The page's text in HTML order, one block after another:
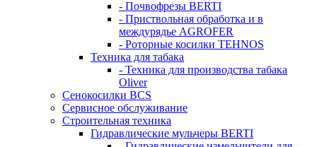
- Почвофрезы BERTI
- Приствольная обработка и в
междурядье AGROFER
- Роторные косилки TEHNOS
Техника для табака
- Техника для производства табака
Oliver
Сенокосилки BCS
Сервисное обслуживание
Строительная техника
Гидравлические мульчеры BERTI